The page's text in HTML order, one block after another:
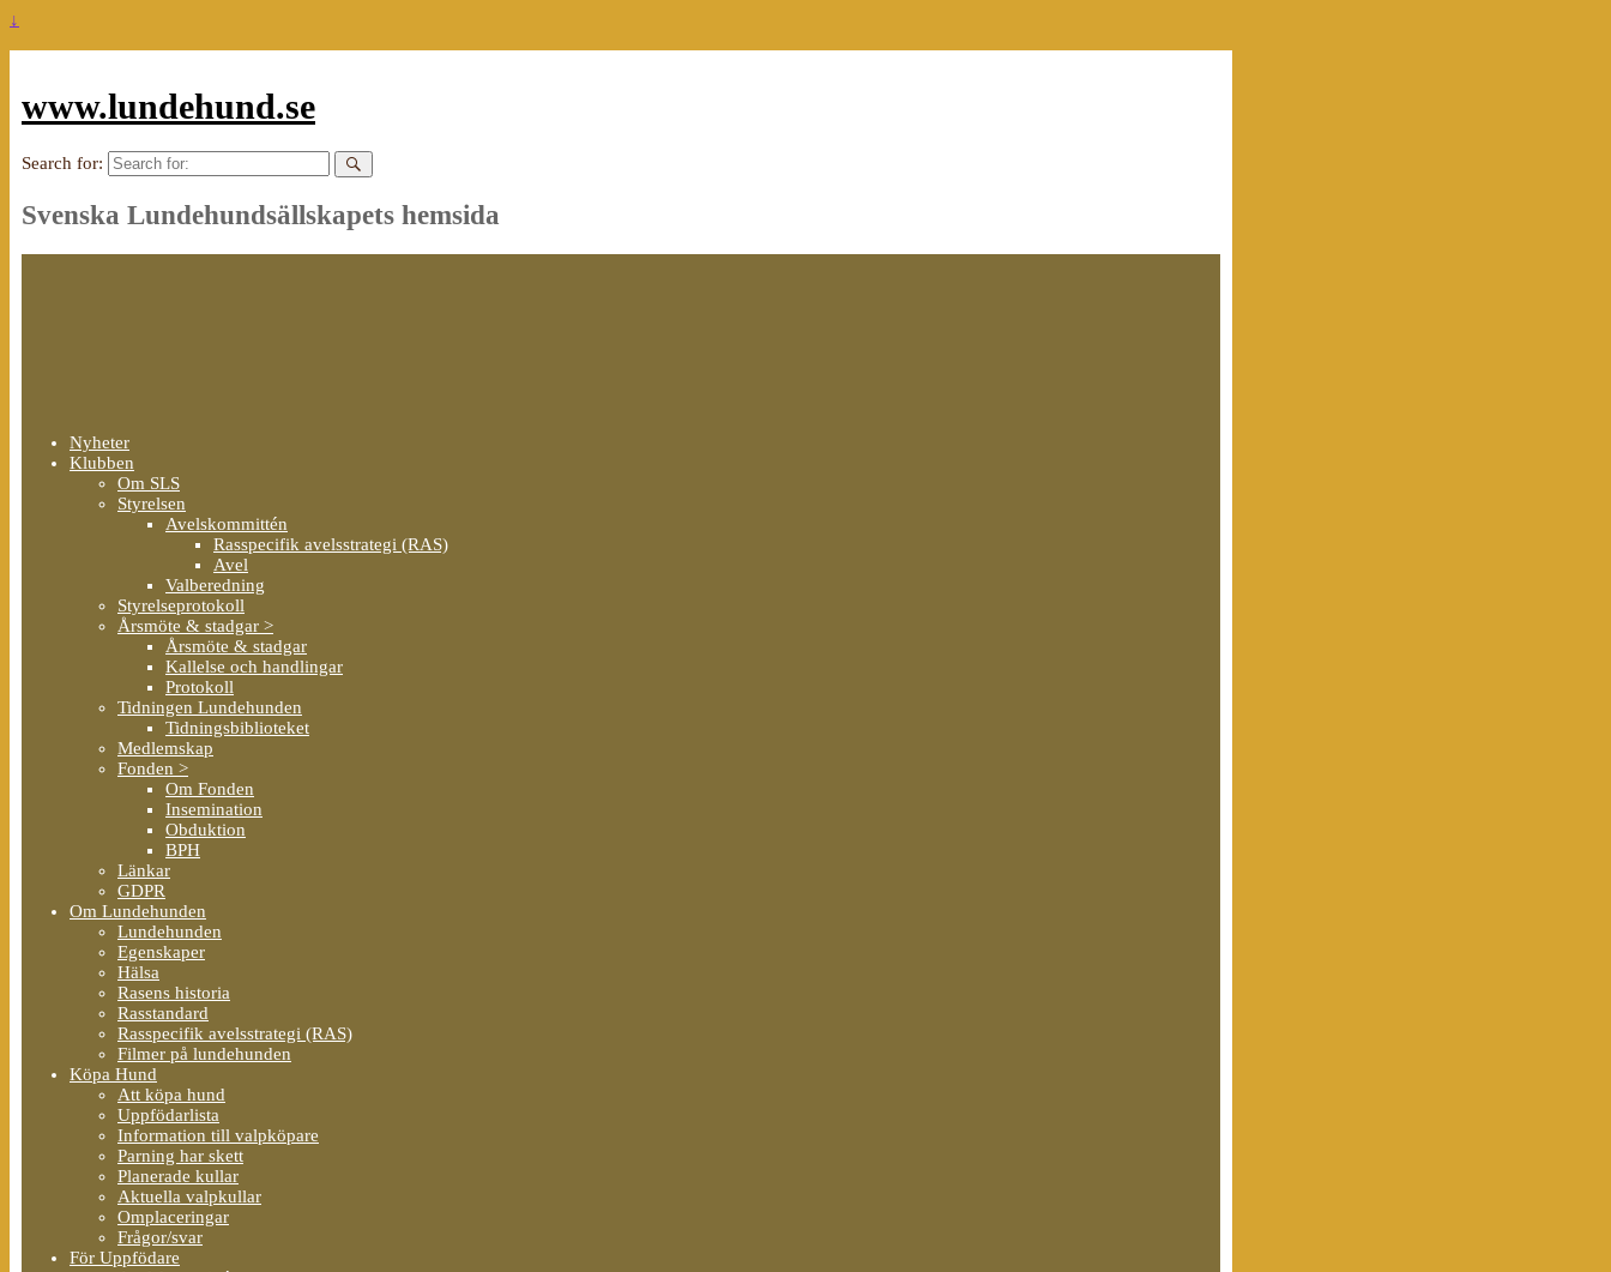
↓
www.lundehund.se
Search for:
Svenska Lundehundsällskapets hemsida
Nyheter
Klubben
Om SLS
Styrelsen
Avelskommittén
Rasspecifik avelsstrategi (RAS)
Avel
Valberedning
Styrelseprotokoll
Årsmöte & stadgar >
Årsmöte & stadgar
Kallelse och handlingar
Protokoll
Tidningen Lundehunden
Tidningsbiblioteket
Medlemskap
Fonden >
Om Fonden
Insemination
Obduktion
BPH
Länkar
GDPR
Om Lundehunden
Lundehunden
Egenskaper
Hälsa
Rasens historia
Rasstandard
Rasspecifik avelsstrategi (RAS)
Filmer på lundehunden
Köpa Hund
Att köpa hund
Uppfödarlista
Information till valpköpare
Parning har skett
Planerade kullar
Aktuella valpkullar
Omplaceringar
Frågor/svar
För Uppfödare